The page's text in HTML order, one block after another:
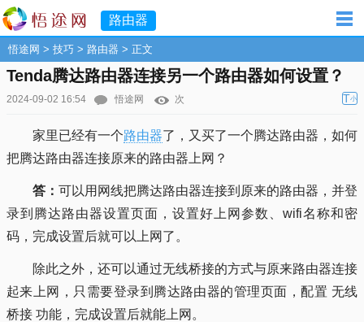
路由器
悟途网 > 技巧 > 路由器 > 正文
Tenda腾达路由器连接另一个路由器如何设置？
2024-09-02 16:54 悟途网 次 T小
家里已经有一个路由器了，又买了一个腾达路由器，如何
把腾达路由器连接原来的路由器上网？
答： 可以用网线把腾达路由器连接到原来的路由器，并登
录到腾达路由器设置页面，设置好上网参数、wifi名称和密
码，完成设置后就可以上网了。
除此之外，还可以通过无线桥接的方式与原来路由器连接
起来上网，只需要登录到腾达路由器的管理页面，配置 无线
桥接 功能，完成设置后就能上网。